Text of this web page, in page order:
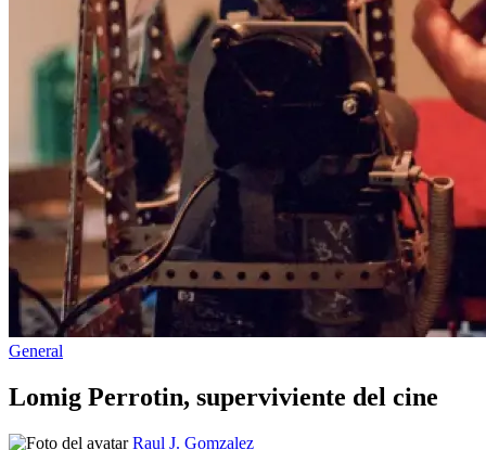
Publicado
General
Lomig Perrotin, superviviente del cine
Publicado Raul J. Gomzalez